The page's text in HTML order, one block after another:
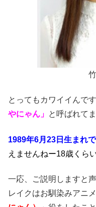
とってもカワイイんで
やにゃん」 と呼ばれてま
1989年6月23日生まれで
えませんねー18歳くら
一応、ご説明しますと
レイクはお馴染みアニメ